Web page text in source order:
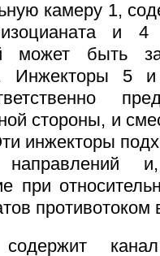
камеру 1,
и 4
может быть
Инжекторы 5
стороны, и
инжекторы
направлений
при
противотоком
содержит